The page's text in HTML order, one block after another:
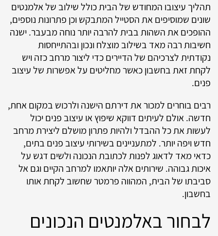
תהליך עיצובו המחודש של הבית כולל שילוב של אלמנטים
שונים שמוסיפים את הסטייל המתבקש וכן פתרונות נוספים,
ההופכים את השהות בבית להרבה יותר נוחה מבעבר. ישנה
חשיבות רבה מאד בשילוב מוצלח ונכון ובהתייחסות
נקודתית לצרכיהם של הדיירים כדי ליצור מרחב כזה ויש
לקחת זאת בחשבון כאשר מחליטים על אפשרות של עיצוב
פנים.
רבים בוחרים למכור את דירתם הישנה ולרכוש במקום אחת,
חדשה. אולם לעיתים דווקא שיפוץ או עיצוב פנים יכול
לעשות את כל ההבדל ולהיות פתרון מושלם ליצירת מרחב
חדש ויפה יותר. למתעניינים בשירותי עיצוב פנים בתים,
כדאי מאד לדאוג לפנות לכתובת הנכונה ולשים דגש על
איכות גבוהה. שירותים אלה יותאמו למרחב הקיים וגם אל
סביבתו של הבית, המהווה פרמטר שחשוב לקחת אותו
בחשבון.
לבחור באלמנטים הנכונים